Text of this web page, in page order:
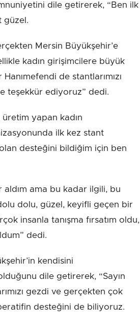
dile getirerek, “Ben ilk
güzel.
Mersin Büyükşehir’e
kadın girişimcilere büyük
de stantlarımızı
teşekkür ediyoruz” dedi.
yapan kadın
ilk kez stant
desteğini bildiğim için ben
aldım ama bu kadar ilgili, bu
dolu, güzel, keyifli geçen bir
insanla tanışma fırsatım oldu,
dedi.
kendisini
dile getirerek, “Sayın
gezdi ve gerçekten çok
desteğini de biliyoruz.